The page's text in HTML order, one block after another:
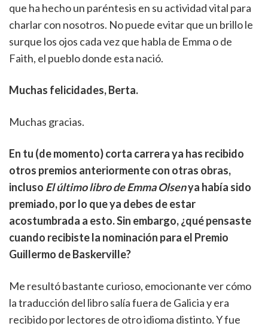
que ha hecho un paréntesis en su actividad vital para
charlar con nosotros. No puede evitar que un brillo le
surque los ojos cada vez que habla de Emma o de
Faith, el pueblo donde esta nació.
Muchas felicidades, Berta.
Muchas gracias.
En tu (de momento) corta carrera ya has recibido
otros premios anteriormente con otras obras,
incluso El último libro de Emma Olsenya había sido
premiado, por lo que ya debes de estar
acostumbrada a esto. Sin embargo, ¿qué pensaste
cuando recibiste la nominación para el Premio
Guillermo de Baskerville?
Me resultó bastante curioso, emocionante ver cómo
la traducción del libro salía fuera de Galicia y era
recibido por lectores de otro idioma distinto. Y fue